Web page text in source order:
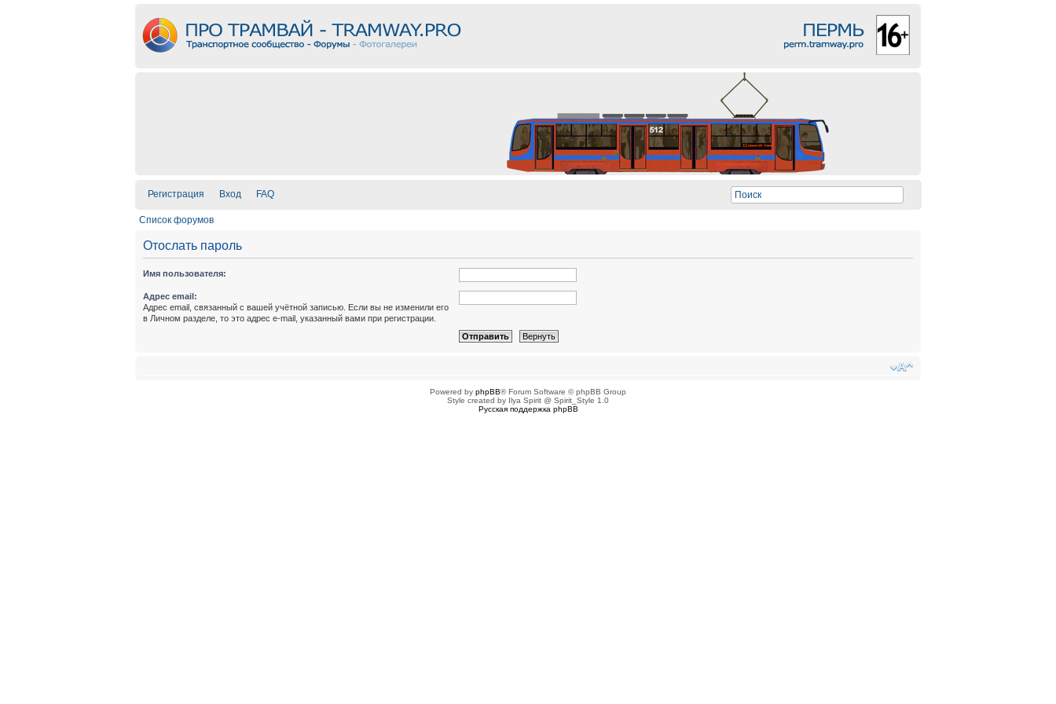
Регистрация Вход FAQ
Список форумов
Отослать пароль
Имя пользователя:
Адрес email:
Адрес email, связанный с вашей учётной записью. Если вы не изменили его
в Личном разделе, то это адрес e-mail, указанный вами при регистрации.
Powered by phpBB® Forum Software © phpBB Group
Style created by Ilya Spirit @ Spirit_Style 1.0
Русская поддержка phpBB